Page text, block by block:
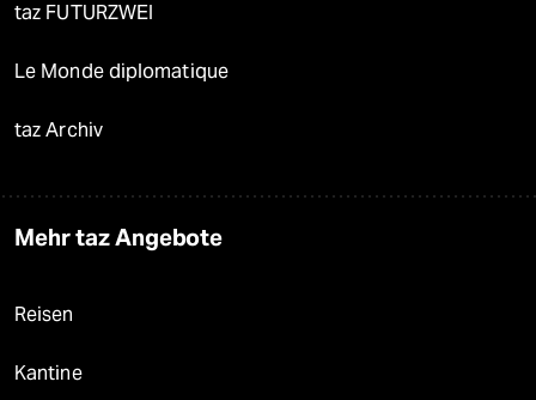
taz FUTURZWEI
Le Monde diplomatique
taz Archiv
Mehr taz Angebote
Reisen
Kantine